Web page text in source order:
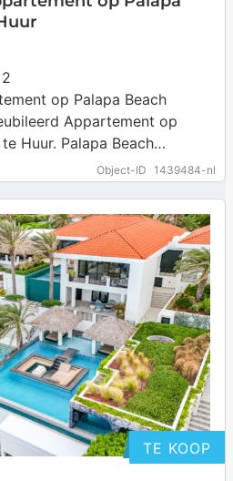
Object-ID 1439484-nl
2
op Palapa Beach
Appartement op
Huur. Palapa Beach
gated resort op
… more
TE KOOP